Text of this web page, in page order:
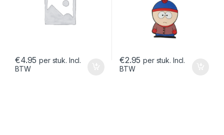
€4.95 per stuk. Incl.
BTW
€2.95 per stuk. Incl.
BTW